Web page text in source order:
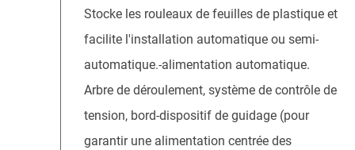
Stocke les rouleaux de feuilles de plastique et
facilite l'installation automatique ou semi-
automatique.-alimentation automatique.
Arbre de déroulement, système de contrôle de
tension, bord-dispositif de guidage (pour
garantir une alimentation centrée des